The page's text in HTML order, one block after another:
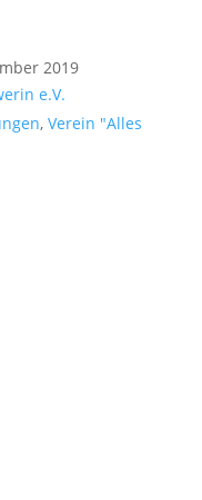
2019
e.V.
, Verein "Alles